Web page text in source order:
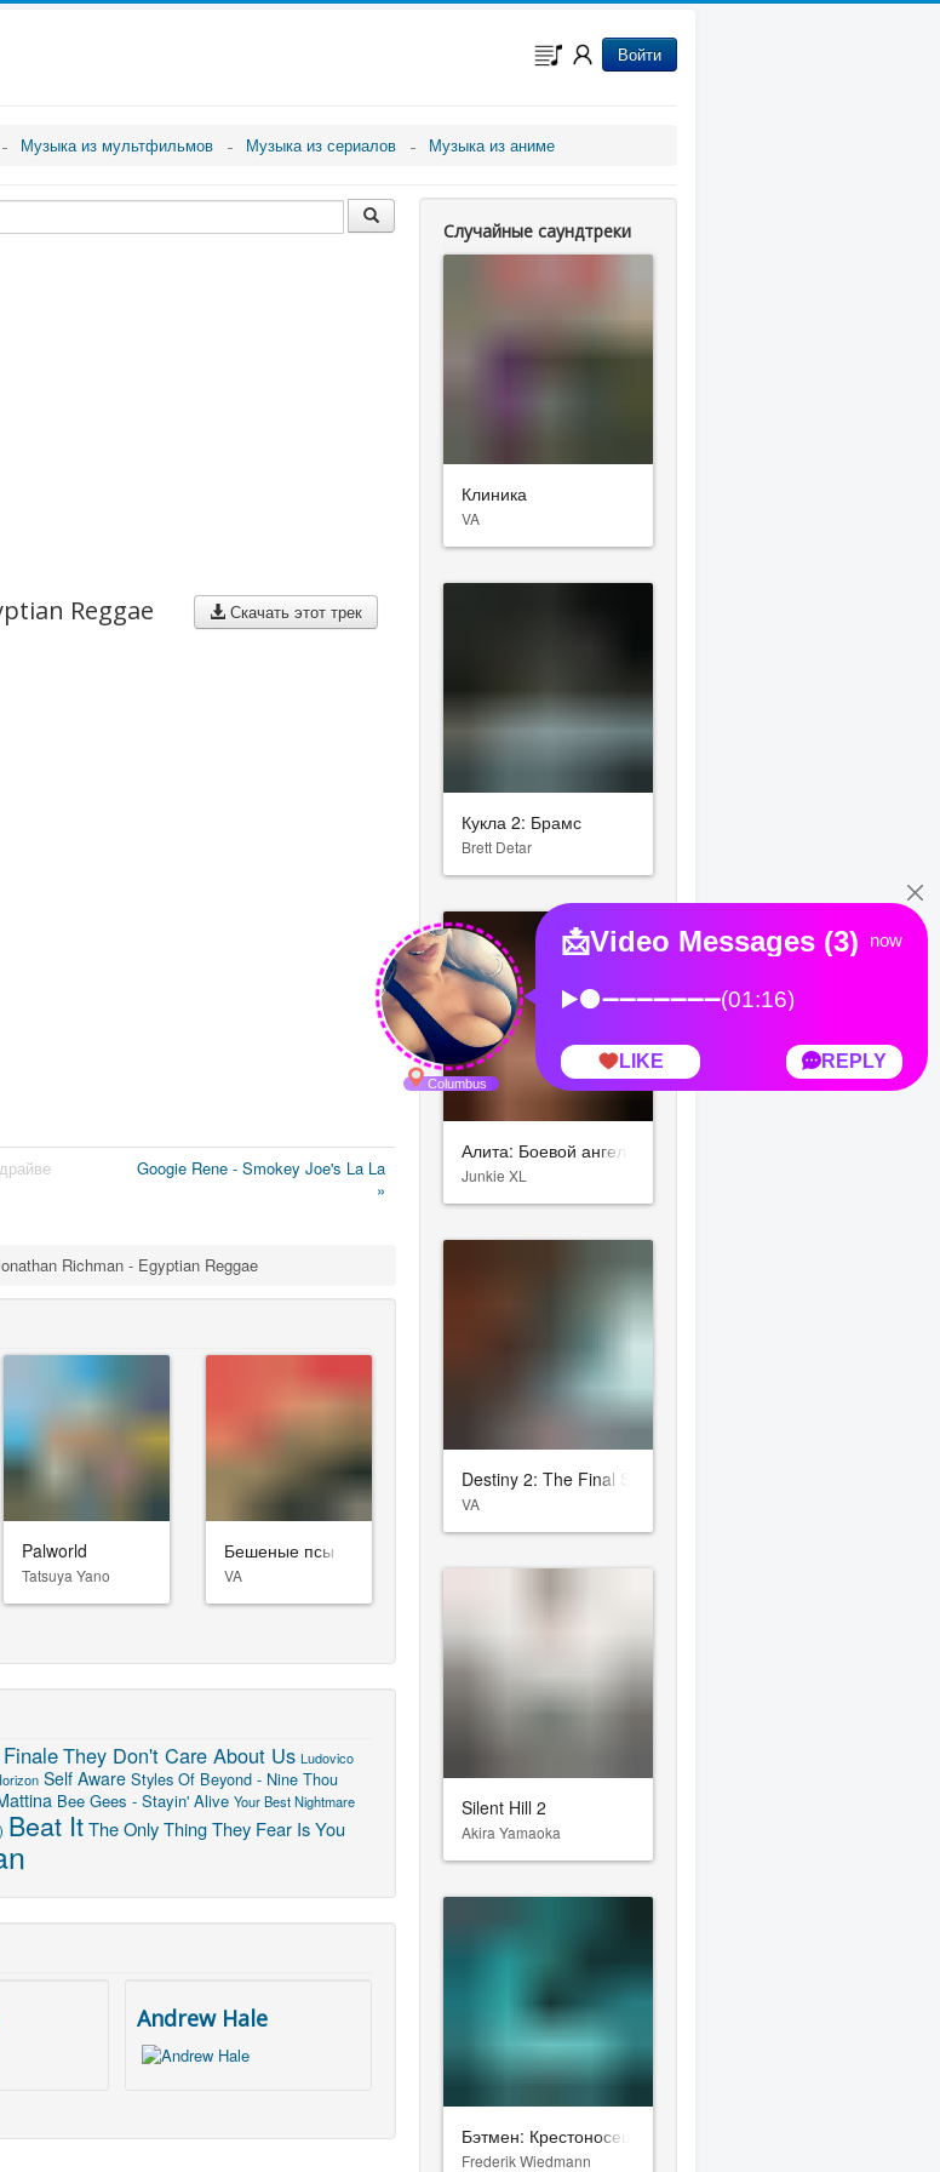
Войти
Музыка из мультфильмов Музыка из сериалов Музыка из аниме
Скачать этот трек
Reggae
Googie Rene - Smokey Joe's La La
»
Richman - Egyptian Reggae
Palworld
Tatsuya Yano
Бешеные псы
VA
FinaleThey Don't Care About Us Ludovico
Self Aware Styles Of Beyond - Nine Thou
Bee Gees - Stayin' Alive Your Best Nightmare
Beat ItThe Only Thing They Fear Is You
Andrew Hale
Случайные саундтреки
Клиника
VA
Кукла 2: Брамс
Brett Detar
Алита: Боевой ангел
Junkie XL
Destiny 2: The Final Shape
VA
Silent Hill 2
Akira Yamaoka
Бэтмен: Крестоносец в плаще
Frederik Wiedmann